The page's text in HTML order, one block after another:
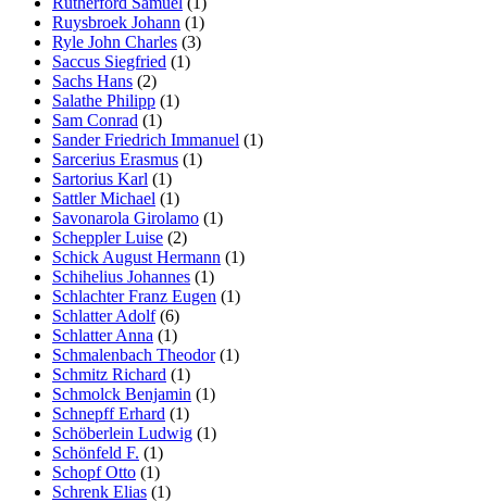
Ruysbroek Johann (1)
Ryle John Charles (3)
Saccus Siegfried (1)
Sachs Hans (2)
Salathe Philipp (1)
Sam Conrad (1)
Sander Friedrich Immanuel (1)
Sarcerius Erasmus (1)
Sartorius Karl (1)
Sattler Michael (1)
Savonarola Girolamo (1)
Scheppler Luise (2)
Schick August Hermann (1)
Schihelius Johannes (1)
Schlachter Franz Eugen (1)
Schlatter Adolf(6)
Schlatter Anna (1)
Schmalenbach Theodor(1)
Schmitz Richard (1)
Schmolck Benjamin (1)
Schnepff Erhard (1)
Schöberlein Ludwig (1)
Schönfeld F. (1)
Schopf Otto (1)
Schrenk Elias (1)